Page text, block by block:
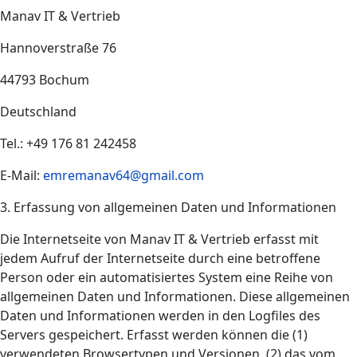
Manav IT & Vertrieb
Hannoverstraße 76
44793 Bochum
Deutschland
Tel.: +49 176 81 242458
E-Mail: emremanav64@gmail.com
3. Erfassung von allgemeinen Daten und Informationen
Die Internetseite von Manav IT & Vertrieb erfasst mit
jedem Aufruf der Internetseite durch eine betroffene
Person oder ein automatisiertes System eine Reihe von
allgemeinen Daten und Informationen. Diese allgemeinen
Daten und Informationen werden in den Logfiles des
Servers gespeichert. Erfasst werden können die (1)